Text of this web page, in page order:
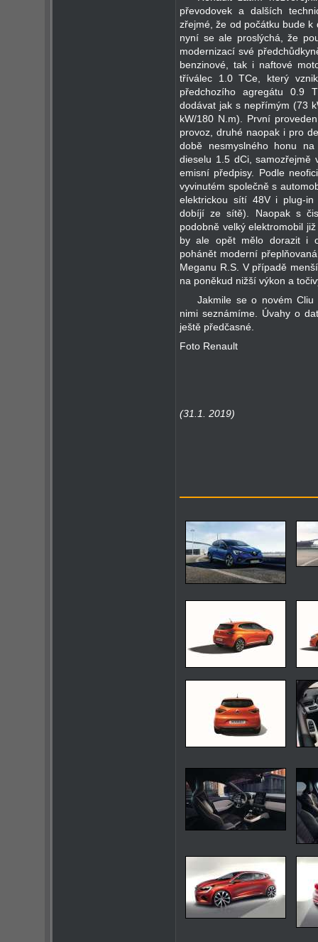
převodovek a dalších
zřejmé, že od počátku bude k
nyní se ale proslýchá, že
modernizací své
benzinové, tak i naftové
tříválec 1.0 TCe, který
předchozího agregátu 0.9
dodávat jak s nepřímým (73
kW/180 N.m). První
provoz, druhé naopak i pro
době nesmyslného honu
dieselu 1.5 dCi, samozřejmě
emisní předpisy. Podle
vyvinutém společně s
elektrickou sítí 48V i plug-
dobíjí ze sítě). Naopak s
podobně velký elektromobil
by ale opět mělo dorazit i
pohánět moderní
Meganu R.S. V případě
na poněkud nižší výkon a
Jakmile se o novém
nimi seznámíme. Úvahy o
ještě předčasné.
Foto Renault
(31.1. 2019)